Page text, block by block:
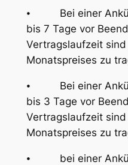
⦁ Bei einer
bis 7 Tage vor
Vertragslaufzeit
Monatspreises zu
⦁ Bei einer
bis 3 Tage vor
Vertragslaufzeit
Monatspreises zu
⦁ bei einer